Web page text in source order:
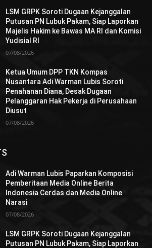
LSM GRPK Soroti Dugaan Kejanggalan
Putusan PN Lubuk Pakam, Siap Laporkan
Majelis Hakim ke Bawas MA RI dan Komisi
Yudisial RI
07/08/2026
Ketua Umum DPP TKN Kompas
Nusantara Adi Warman Lubis Soroti
Penahanan Diana, Desak Dugaan
Pelanggaran Hak Pekerja di Perusahaan
Diusut
07/08/2026
Adi Warman Lubis Paparkan Komposisi
Pemberitaan Media Online Berita
Indonesia Cerdas dan Media Online
Narasi
07/08/2026
LSM GRPK Soroti Dugaan Kejanggalan
Putusan PN Lubuk Pakam, Siap Laporkan